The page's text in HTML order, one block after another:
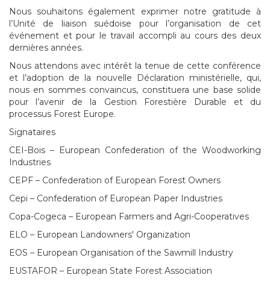
Nous souhaitons également exprimer notre gratitude à
l’Unité de liaison suédoise pour l’organisation de cet
événement et pour le travail accompli au cours des deux
dernières années.
Nous attendons avec intérêt la tenue de cette conférence
et l’adoption de la nouvelle Déclaration ministérielle, qui,
nous en sommes convaincus, constituera une base solide
pour l’avenir de la Gestion Forestière Durable et du
processus Forest Europe.
Signataires
CEI-Bois – European Confederation of the Woodworking
Industries
CEPF – Confederation of European Forest Owners
Cepi – Confederation of European Paper Industries
Copa-Cogeca – European Farmers and Agri-Cooperatives
ELO – European Landowners' Organization
EOS – European Organisation of the Sawmill Industry
EUSTAFOR – European State Forest Association